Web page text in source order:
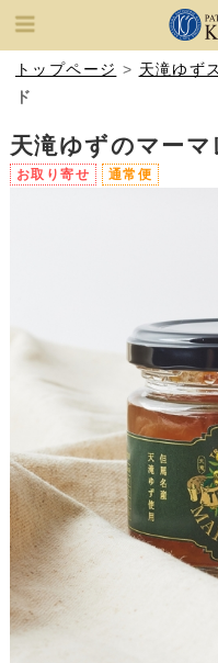
トップページ > 天滝ゆず
ド
天滝ゆずのマーマ
お取り寄せ 通常便